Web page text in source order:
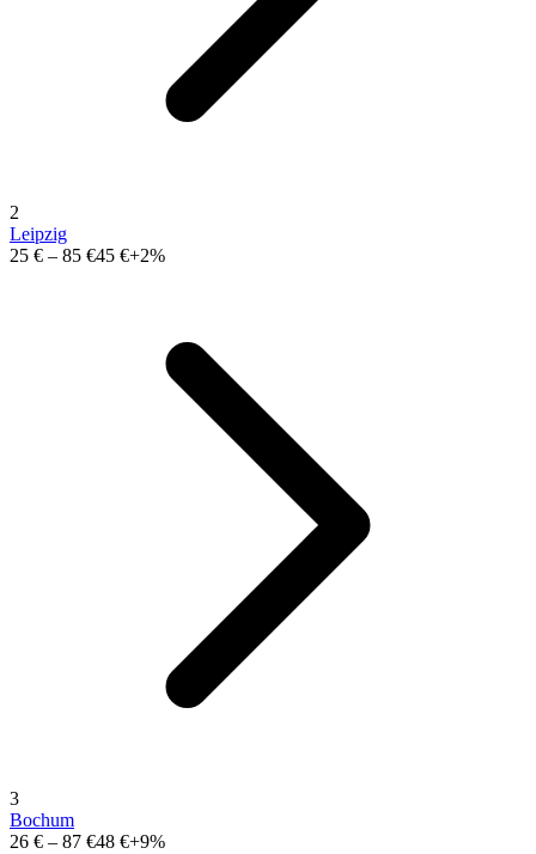
2
Leipzig
25 € – 85 €45 €+2%
3
Bochum
26 € – 87 €48 €+9%